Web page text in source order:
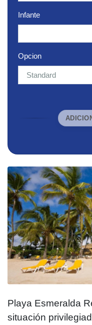
Infante
Opcion
Playa Esmeralda
situación